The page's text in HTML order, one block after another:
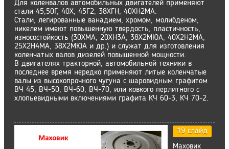
Для коленвалов автомобильных двигателей применяют
стали 45,50Г, 40Х, 45Г2, 38ХГН, 40ХН2МА.
Стали, легированные ванадием, хромом, молибденом,
никелем имеют повышенную твердость, пластичность,
износостойкость (30ХМА, 20ХН3А, 38Х2МЮА, 40Х2Н2МА,
25Х2Н4МА, 38Х2МЮА и др.) и служат для изготовления
коленчатых валов дизелей повышенной мощности.
В двигателях тракторной, автомобильной техники в
последнее время нередко применяют литые коленчатые
валы из высокопрочного чугуна с шаровидным графитом
ВЧ 45; ВЧ-50, ВЧ-60, ВЧ-70, или ковкого перлитного с
хлопьевидными включениями графита КЧ 60-3, КЧ 70-2.
19 слайд
Маховик